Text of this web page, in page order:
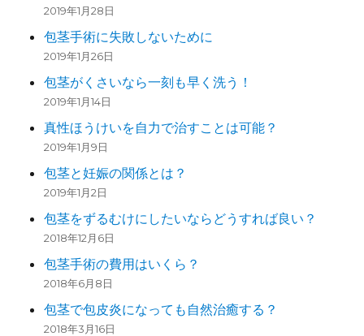
2019年1月28日
包茎手術に失敗しないために
2019年1月26日
包茎がくさいなら一刻も早く洗う！
2019年1月14日
真性ほうけいを自力で治すことは可能？
2019年1月9日
包茎と妊娠の関係とは？
2019年1月2日
包茎をずるむけにしたいならどうすれば良い？
2018年12月6日
包茎手術の費用はいくら？
2018年6月8日
包茎で包皮炎になっても自然治癒する？
2018年3月16日